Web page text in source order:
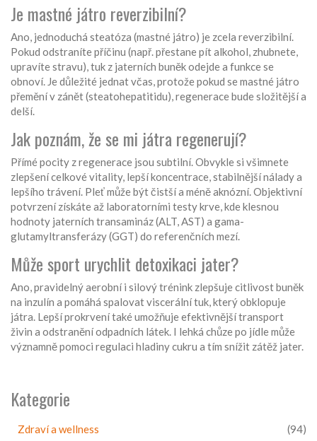
Je mastné játro reverzibilní?
Ano, jednoduchá steatóza (mastné játro) je zcela reverzibilní.
Pokud odstraníte příčinu (např. přestane pít alkohol, zhubnete,
upravíte stravu), tuk z jaterních buněk odejde a funkce se
obnoví. Je důležité jednat včas, protože pokud se mastné játro
přemění v zánět (steatohepatitidu), regenerace bude složitější a
delší.
Jak poznám, že se mi játra regenerují?
Přímé pocity z regenerace jsou subtilní. Obvykle si všimnete
zlepšení celkové vitality, lepší koncentrace, stabilnější nálady a
lepšího trávení. Pleť může být čistší a méně aknózní. Objektivní
potvrzení získáte až laboratorními testy krve, kde klesnou
hodnoty jaterních transamináz (ALT, AST) a gama-
glutamyltransferázy (GGT) do referenčních mezí.
Může sport urychlit detoxikaci jater?
Ano, pravidelný aerobní i silový trénink zlepšuje citlivost buněk
na inzulín a pomáhá spalovat viscerální tuk, který obklopuje
játra. Lepší prokrvení také umožňuje efektivnější transport
živin a odstranění odpadních látek. I lehká chůze po jídle může
významně pomoci regulaci hladiny cukru a tím snížit zátěž jater.
Kategorie
Zdraví a wellness (94)